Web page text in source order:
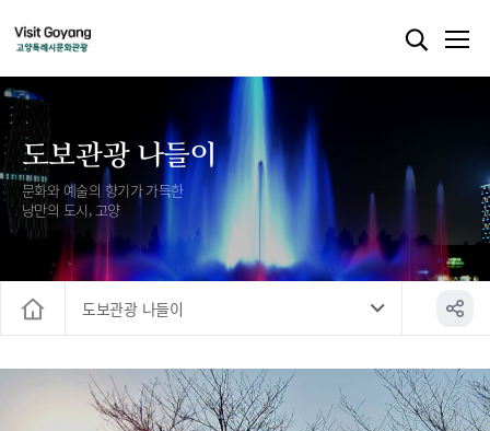
도보관광 나들이
문화와 예술의 향기가 가득한
낭만의 도시, 고양
도보관광 나들이